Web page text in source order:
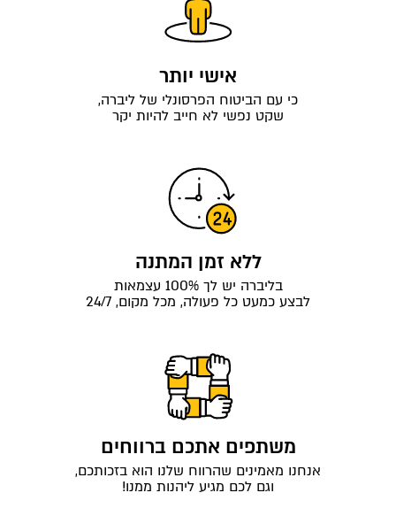
אישי יותר
כי עם הביטוח הפרסונלי של ליברה,
שקט נפשי לא חייב להיות יקר
ללא זמן המתנה
בליברה יש לך 100% עצמאות
לבצע כמעט כל פעולה, מכל מקום, 24/7
משתפים אתכם ברווחים
אנחנו מאמינים שהרווח שלנו הוא בזכותכם,
וגם לכם מגיע ליהנות ממנו!